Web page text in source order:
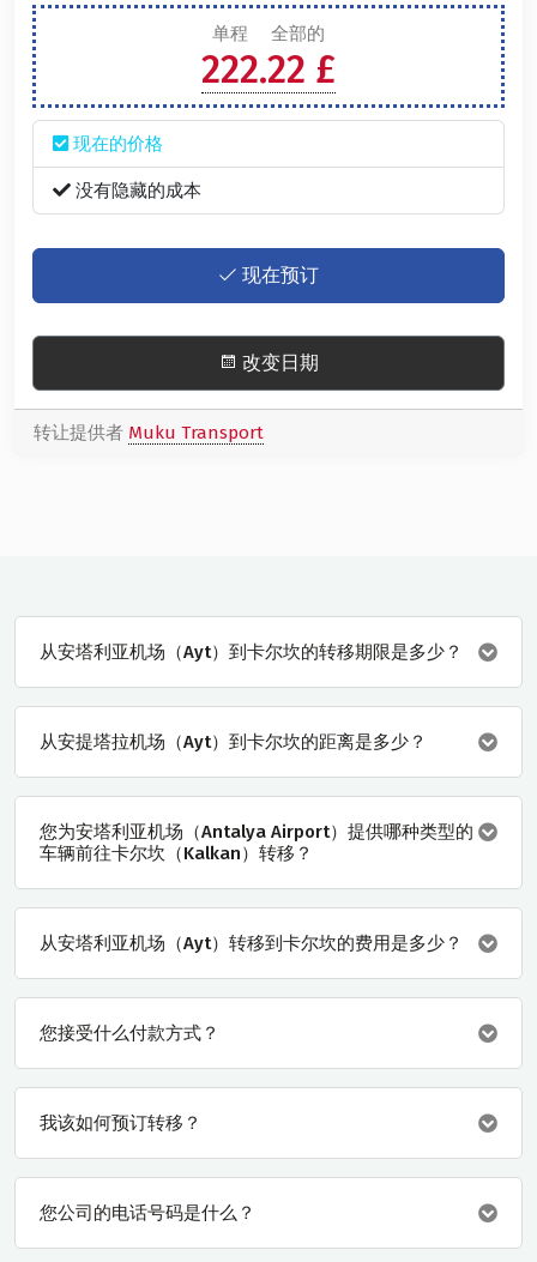
单程 全部的
222.22 £
现在的价格
没有隐藏的成本
现在预订
改变日期
转让提供者 Muku Transport
从安塔利亚机场（Ayt）到卡尔坎的转移期限是多少？
从安提塔拉机场（Ayt）到卡尔坎的距离是多少？
您为安塔利亚机场（Antalya Airport）提供哪种类型的
车辆前往卡尔坎（Kalkan）转移？
从安塔利亚机场（Ayt）转移到卡尔坎的费用是多少？
您接受什么付款方式？
我该如何预订转移？
您公司的电话号码是什么？